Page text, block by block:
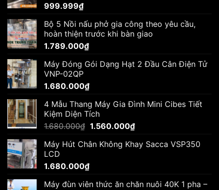
999.999₫
Bộ 5 Nồi nấu phở gia công theo yêu cầu,
hoàn thiện trước khi bàn giao
1.789.000₫
Máy Đóng Gói Dạng Hạt 2 Đầu Cân Điện Tử
VNP-02QP
1.680.000₫
4 Mẫu Thang Máy Gia Đình Mini Cibes Tiết
Kiệm Diện Tích
1.680.000₫ Giá
là:
1.560.000₫Giá
tại
Máy Hút Chân Không Khay Sacca VSP350
LCD
1.680.000₫
Máy đùn viên thức ăn chăn nuôi 40K 1 pha –